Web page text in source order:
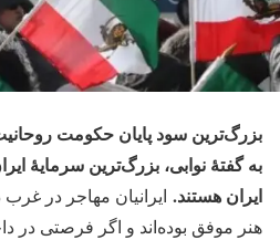
بزرگ‌ترین سود پایان حکومت
به گفتهٔ نوابی، بزرگ‌ترین سرمایهٔ
ایران هستند. ایرانیان مهاجر در
هنر موفق بوده‌اند و اگر فرصتی در